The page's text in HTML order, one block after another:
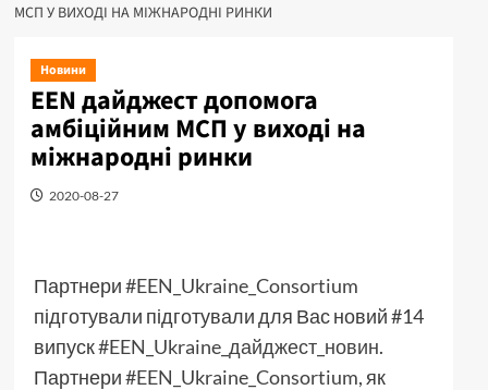
МСП У ВИХОДІ НА МІЖНАРОДНІ РИНКИ
Новини
EEN дайджест допомога
амбіційним МСП у виході на
міжнародні ринки
2020-08-27
Партнери#EEN_Ukraine_Consortium
підготували підготували для Вас новий #14
випуск#EEN_Ukraine_дайджест_новин.
Партнери#EEN_Ukraine_Consortium, як